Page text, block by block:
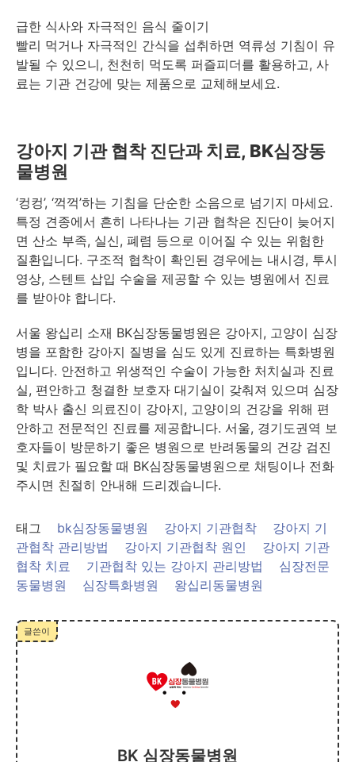
급한 식사와 자극적인 음식 줄이기
빨리 먹거나 자극적인 간식을 섭취하면 역류성 기침이 유
발될 수 있으니, 천천히 먹도록 퍼즐피더를 활용하고, 사
료는 기관 건강에 맞는 제품으로 교체해보세요.
강아지 기관 협착 진단과 치료, BK심장동
물병원
‘컹컹’, ‘꺽꺽’하는 기침을 단순한 소음으로 넘기지 마세요.
특정 견종에서 흔히 나타나는 기관 협착은 진단이 늦어지
면 산소 부족, 실신, 폐렴 등으로 이어질 수 있는 위험한
질환입니다. 구조적 협착이 확인된 경우에는 내시경, 투시
영상, 스텐트 삽입 수술을 제공할 수 있는 병원에서 진료
를 받아야 합니다.
서울 왕십리 소재 BK심장동물병원은 강아지, 고양이 심장
병을 포함한 강아지 질병을 심도 있게 진료하는 특화병원
입니다. 안전하고 위생적인 수술이 가능한 처치실과 진료
실, 편안하고 청결한 보호자 대기실이 갖춰져 있으며 심장
학 박사 출신 의료진이 강아지, 고양이의 건강을 위해 편
안하고 전문적인 진료를 제공합니다. 서울, 경기도권역 보
호자들이 방문하기 좋은 병원으로 반려동물의 건강 검진
및 치료가 필요할 때 BK심장동물병원으로 채팅이나 전화
주시면 친절히 안내해 드리겠습니다.
태그 bk심장동물병원 강아지 기관협착
강아지 기
관협착 관리방법
강아지 기관협착 원인
강아지 기관
협착 치료
기관협착 있는 강아지 관리방법
심장전문
동물병원
심장특화병원 왕십리동물병원
글쓴이
BK 심장동물병원